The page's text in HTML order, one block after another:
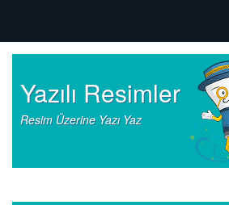
Yazılı Resimler
Resim Üzerine Yazı Yaz